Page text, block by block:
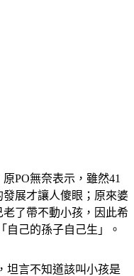
展才讓人傻眼；原來婆
了帶不動小孩，因此希
自己的孫子自己生」。
曝光後引起熱烈討論，